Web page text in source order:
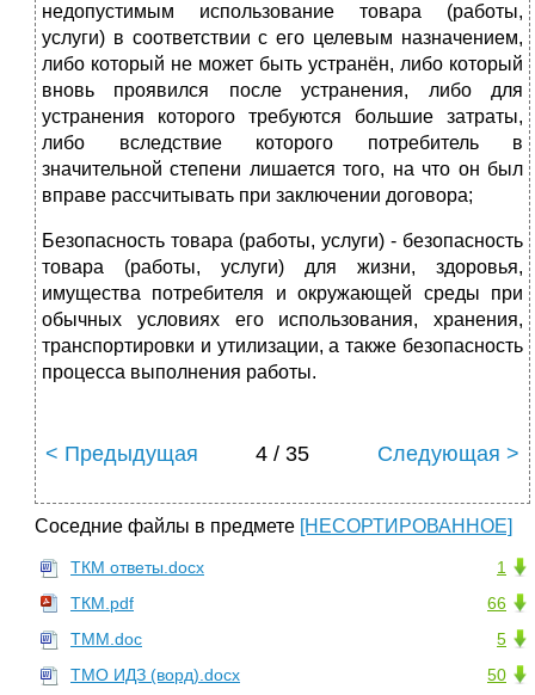
недопустимым использование товара (работы,
услуги) в соответствии с его целевым назначением,
либо который не может быть устранён, либо который
вновь проявился после устранения, либо для
устранения которого требуются большие затраты,
либо вследствие которого потребитель в
значительной степени лишается того, на что он был
вправе рассчитывать при заключении договора;
Безопасность товара (работы, услуги) - безопасность
товара (работы, услуги) для жизни, здоровья,
имущества потребителя и окружающей среды при
обычных условиях его использования, хранения,
транспортировки и утилизации, а также безопасность
процесса выполнения работы.
< Предыдущая 4 / 35 Следующая >
Соседние файлы в предмете [НЕСОРТИРОВАННОЕ]
1
ТКМ ответы.docx
66
ТКМ.pdf
5
ТММ.doc
50
ТМО ИДЗ (ворд).docx